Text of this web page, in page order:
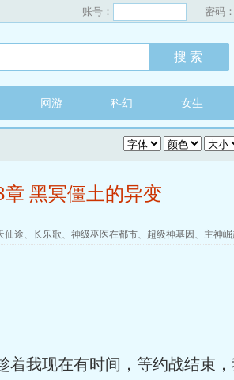
账号： 密码：
网游 科幻 女生
黑冥僵土的异变
仙途、 长乐歌、 神级巫医在都市、 超级神基因、 主神
我现在有时间，等约战结束